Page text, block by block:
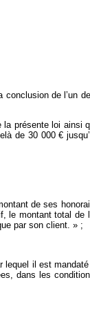
de l’un
présente loi ainsi
de 30 000 €
de ses
le montant total de
par son client. » ;
il est mandaté
dans les